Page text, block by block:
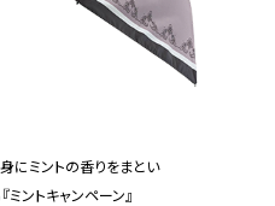
にミントの香りをまとい
ントキャンペーン』